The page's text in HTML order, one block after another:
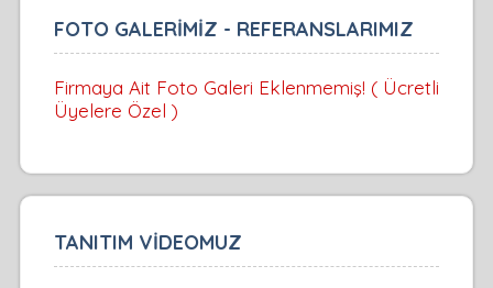
FOTO GALERİMİZ - REFERANSLARIMIZ
Firmaya Ait Foto Galeri Eklenmemiş! ( Ücretli
Üyelere Özel )
TANITIM VİDEOMUZ